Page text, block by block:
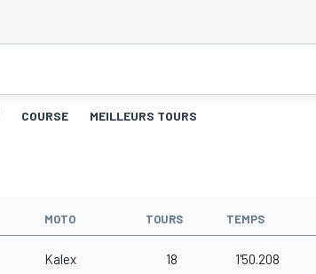
COURSE MEILLEURS TOURS
MOTO TOURS TEMPS
Kalex 18 1'50.208